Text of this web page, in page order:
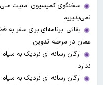
سخنگوی کمیسیون امنیت ملی:
نمی‌پذیریم
بقائی: برنامه‌ای برای سفر به
عمان در مرحله تدوین
ارگان رسانه ای نزدیک به
ندارد
ارگان رسانه ای نزدیک به